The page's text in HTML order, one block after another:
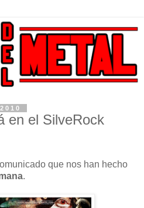
en el SilveRock
que nos han hecho
.